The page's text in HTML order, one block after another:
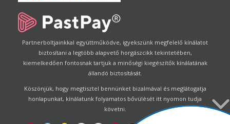
Partnerboltjainkkal együttműködve, igyekszünk megfelelő kínálatot
biztosítani a legtöbb alapvető horgászcikk tekintetében,
kiemelkedően fontosnak tartjuk a minőségi kiegészítők kínálatának
állandó biztosítását.
Köszönjük, hogy megtisztel bennünket bizalmával és meglátogatja
honlapunkat, kínálatunk folyamatos bővülését itt nyomon tudja
követni.